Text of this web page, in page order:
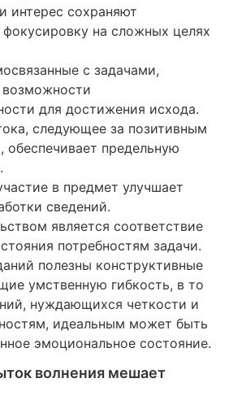
интерес сохраняют
на сложных целях
с задачами,
для достижения исхода.
следующее за позитивным
обеспечивает предельную
в предмет улучшает
сведений.
является соответствие
потребностям задачи.
полезны конструктивные
умственную гибкость, в то
нуждающихся четкости и
идеальным может быть
эмоциональное состояние.
волнения мешает